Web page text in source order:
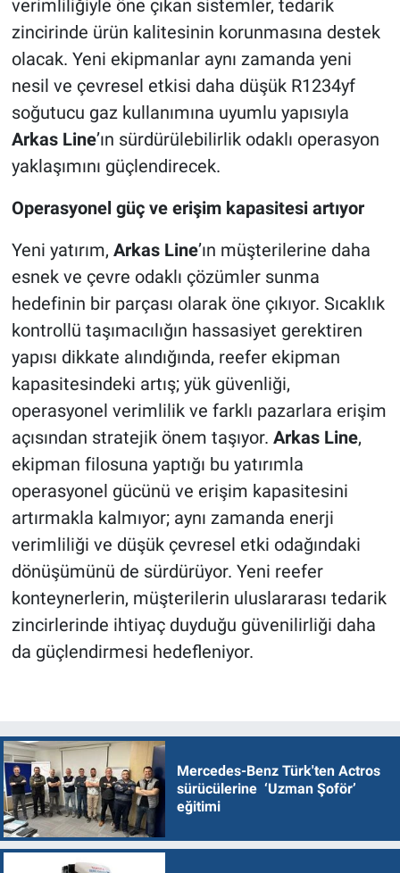
verimliliğiyle öne çıkan sistemler, tedarik
zincirinde ürün kalitesinin korunmasına destek
olacak. Yeni ekipmanlar aynı zamanda yeni
nesil ve çevresel etkisi daha düşük R1234yf
soğutucu gaz kullanımına uyumlu yapısıyla
Arkas Line’ın sürdürülebilirlik odaklı operasyon
yaklaşımını güçlendirecek.
Operasyonel güç ve erişim kapasitesi artıyor
Yeni yatırım, Arkas Line’ın müşterilerine daha
esnek ve çevre odaklı çözümler sunma
hedefinin bir parçası olarak öne çıkıyor. Sıcaklık
kontrollü taşımacılığın hassasiyet gerektiren
yapısı dikkate alındığında, reefer ekipman
kapasitesindeki artış; yük güvenliği,
operasyonel verimlilik ve farklı pazarlara erişim
açısından stratejik önem taşıyor. Arkas Line,
ekipman filosuna yaptığı bu yatırımla
operasyonel gücünü ve erişim kapasitesini
artırmakla kalmıyor; aynı zamanda enerji
verimliliği ve düşük çevresel etki odağındaki
dönüşümünü de sürdürüyor. Yeni reefer
konteynerlerin, müşterilerin uluslararası tedarik
zincirlerinde ihtiyaç duyduğu güvenilirliği daha
da güçlendirmesi hedefleniyor.
Mercedes-Benz Türk'ten Actros
sürücülerine ‘Uzman Şoför’
eğitimi